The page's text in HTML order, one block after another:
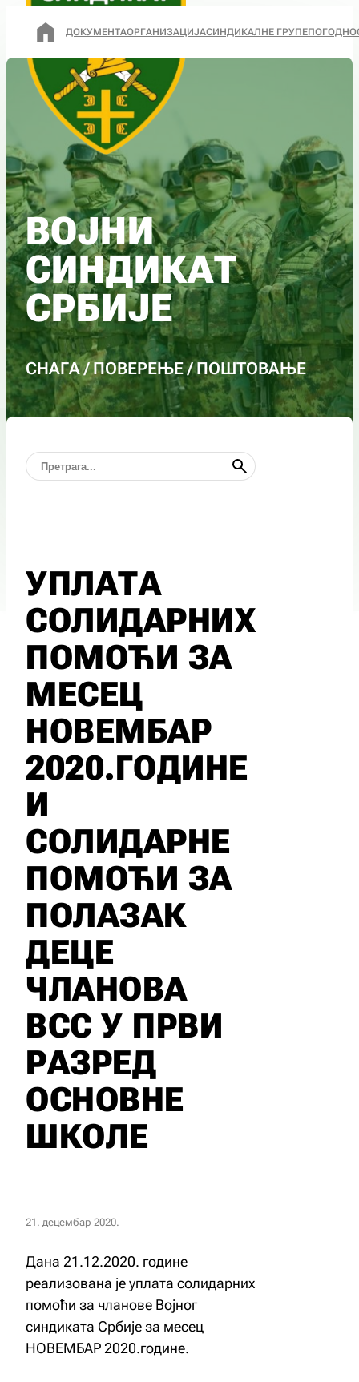
ДОКУМЕНТАОРГАНИЗАЦИЈАСИНДИКАЛНЕ ГРУПЕ
ВОЈНИ
СИНДИКАТ
СРБИЈЕ
СНАГА / ПОВЕРЕЊЕ / ПОШТОВАЊЕ
УПЛАТА
СОЛИДАРНИХ
ПОМОЋИ ЗА
МЕСЕЦ
НОВЕМБАР
2020.ГОДИНЕ
И
СОЛИДАРНЕ
ПОМОЋИ ЗА
ПОЛАЗАК
ДЕЦЕ
ЧЛАНОВА
ВСС У ПРВИ
РАЗРЕД
ОСНОВНЕ
ШКОЛЕ
21. децембар 2020.
Дана 21.12.2020. године
реализована је уплата солидарних
помоћи за чланове Војног
синдиката Србије за месец
НОВЕМБАР 2020.године.